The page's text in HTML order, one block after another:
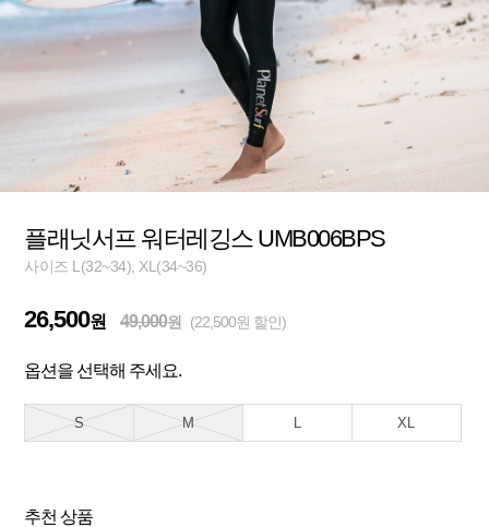
플래닛서프 워터레깅스 UMB006BPS
사이즈 L(32~34), XL(34~36)
26,500원 49,000원 (22,500원 할인)
옵션을 선택해 주세요.
S M L XL
추천 상품